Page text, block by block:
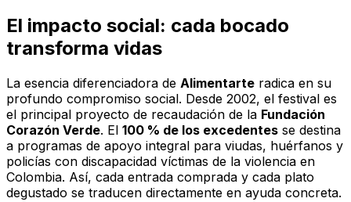
El impacto social: cada bocado
transforma vidas
La esencia diferenciadora de Alimentarte radica en su
profundo compromiso social. Desde 2002, el festival es
el principal proyecto de recaudación de la Fundación
Corazón Verde. El 100 % de los excedentes se destina
a programas de apoyo integral para viudas, huérfanos y
policías con discapacidad víctimas de la violencia en
Colombia. Así, cada entrada comprada y cada plato
degustado se traducen directamente en ayuda concreta.